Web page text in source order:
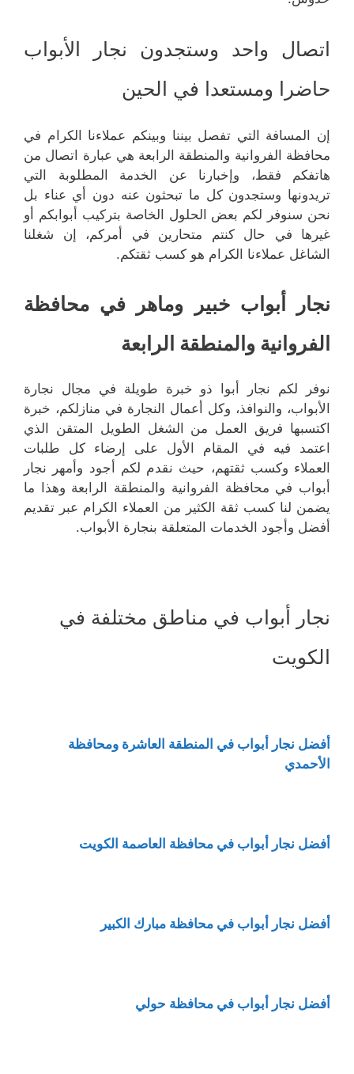
اتصال واحد وستجدون نجار الأبواب
حاضرا ومستعدا في الحين
إن المسافة التي تفصل بيننا وبينكم عملاءنا الكرام في
محافظة الفروانية والمنطقة الرابعة هي عبارة اتصال من
هاتفكم فقط، وإخبارنا عن الخدمة المطلوبة التي
تريدونها وستجدون كل ما تبحثون عنه دون أي عناء بل
نحن سنوفر لكم بعض الحلول الخاصة بتركيب أبوابكم أو
غيرها في حال كنتم متحارين في أمركم، إن شغلنا
الشاغل عملاءنا الكرام هو كسب ثقتكم.
نجار أبواب خبير وماهر في محافظة
الفروانية والمنطقة الرابعة
نوفر لكم نجار أبوا ذو خبرة طويلة في مجال نجارة
الأبواب، والنوافذ، وكل أعمال النجارة في منازلكم، خبرة
اكتسبها فريق العمل من الشغل الطويل المتقن الذي
اعتمد فيه في المقام الأول على إرضاء كل طلبات
العملاء وكسب ثقتهم، حيث نقدم لكم أجود وأمهر نجار
أبواب في محافظة الفروانية والمنطقة الرابعة وهذا ما
يضمن لنا كسب ثقة الكثير من العملاء الكرام عبر تقديم
أفضل وأجود الخدمات المتعلقة بنجارة الأبواب.
نجار أبواب في مناطق مختلفة في
الكويت
أفضل نجار أبواب في المنطقة العاشرة ومحافظة
الأحمدي
أفضل نجار أبواب في محافظة العاصمة الكويت
أفضل نجار أبواب في محافظة مبارك الكبير
أفضل نجار أبواب في محافظة حولي